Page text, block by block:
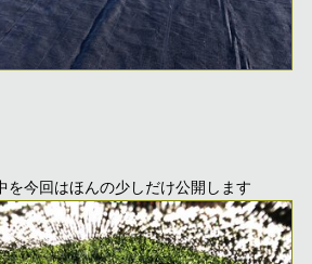
を今回はほんの少しだけ公開します